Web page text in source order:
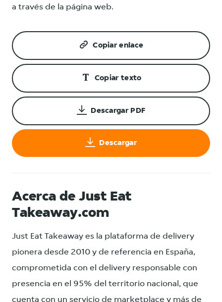
a través de la página web.
Copiar enlace
Copiar texto
Descargar PDF
Descargar
Acerca de Just Eat
Takeaway.com
Just Eat Takeaway es la plataforma de delivery
pionera desde 2010 y de referencia en España,
comprometida con el delivery responsable con
presencia en el 95% del territorio nacional, que
cuenta con un servicio de marketplace y más de